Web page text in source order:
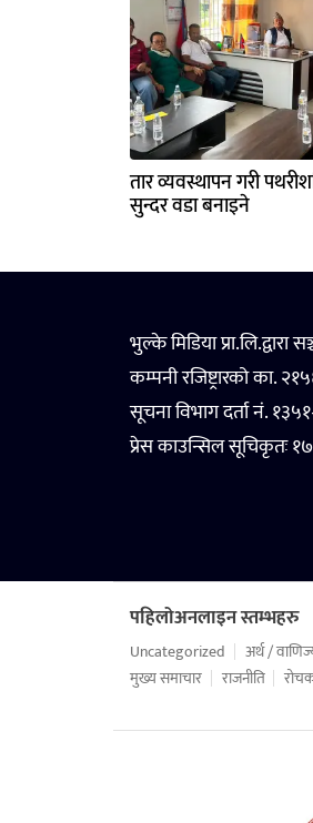
तार व्यवस्थापन गरी
सुन्दर वडा बनाइने
भुल्के मिडिया प्रा.लि.द्वारा
कम्पनी रजिष्ट्रारको का.
सूचना विभाग दर्ता नं.
प्रेस काउन्सिल सूचिकृतः
पहिलोअनलाइन स्तम्भहरु
Uncategorized अर्थ /
मुख्य समाचार
राजनीति